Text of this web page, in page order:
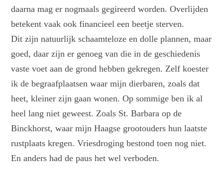
daarna mag er nogmaals gegireerd worden. Overlijden
betekent vaak ook financieel een beetje sterven.
Dit zijn natuurlijk schaamteloze en dolle plannen, maar
goed, daar zijn er genoeg van die in de geschiedenis
vaste voet aan de grond hebben gekregen. Zelf koester
ik de begraafplaatsen waar mijn dierbaren, zoals dat
heet, kleiner zijn gaan wonen. Op sommige ben ik al
heel lang niet geweest. Zoals St. Barbara op de
Binckhorst, waar mijn Haagse grootouders hun laatste
rustplaats kregen. Vriesdroging bestond toen nog niet.
En anders had de paus het wel verboden.